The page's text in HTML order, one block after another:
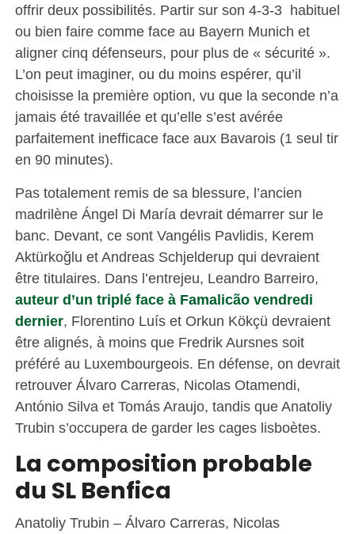
offrir deux possibilités. Partir sur son 4-3-3 habituel
ou bien faire comme face au Bayern Munich et
aligner cinq défenseurs, pour plus de « sécurité ».
L’on peut imaginer, ou du moins espérer, qu’il
choisisse la première option, vu que la seconde n’a
jamais été travaillée et qu’elle s’est avérée
parfaitement inefficace face aux Bavarois (1 seul tir
en 90 minutes).
Pas totalement remis de sa blessure, l’ancien
madrilène Ángel Di María devrait démarrer sur le
banc. Devant, ce sont Vangélis Pavlidis, Kerem
Aktürkoğlu et Andreas Schjelderup qui devraient
être titulaires. Dans l’entrejeu, Leandro Barreiro,
auteur d’un triplé face à Famalicão vendredi
dernier, Florentino Luís et Orkun Kökçü devraient
être alignés, à moins que Fredrik Aursnes soit
préféré au Luxembourgeois. En défense, on devrait
retrouver Álvaro Carreras, Nicolas Otamendi,
António Silva et Tomás Araujo, tandis que Anatoliy
Trubin s’occupera de garder les cages lisboètes.
La composition probable
du SL Benfica
Anatoliy Trubin – Álvaro Carreras, Nicolas